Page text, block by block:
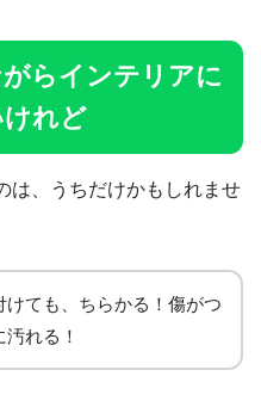
らインテリアに
れど
は、うちだけかもしれませ
けても、ちらかる！傷がつ
れる！